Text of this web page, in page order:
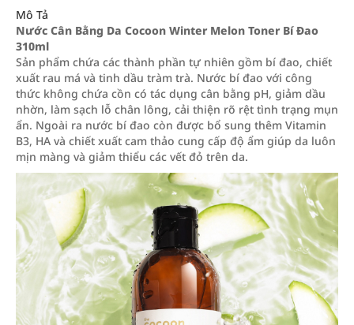
Mô Tả
Nước Cân Bằng Da Cocoon Winter Melon Toner Bí Đao
310ml
Sản phẩm chứa các thành phần tự nhiên gồm bí đao, chiết
xuất rau má và tinh dầu tràm trà. Nước bí đao với công
thức không chứa cồn có tác dụng cân bằng pH, giảm dầu
nhờn, làm sạch lỗ chân lông, cải thiện rõ rệt tình trạng mụn
ẩn. Ngoài ra nước bí đao còn được bổ sung thêm Vitamin
B3, HA và chiết xuất cam thảo cung cấp độ ẩm giúp da luôn
mịn màng và giảm thiểu các vết đỏ trên da.